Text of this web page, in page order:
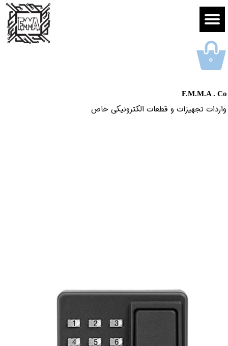
F.M.M.A . Co
واردات تجهیزات و قطعات الکترونیکى خاص​​​​​​​
۰